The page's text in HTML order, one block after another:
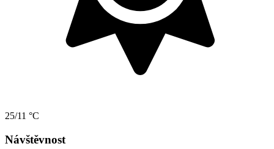
25/11 °C
Návštěvnost